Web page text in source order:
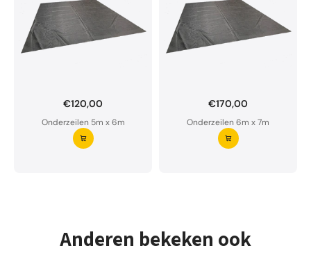
€120,00
Onderzeilen 5m x 6m
€170,00
Onderzeilen 6m x 7m
Onderzeil op maat bestellen?
Ons onderzeil is waterdoorlatend en van premium
Anderen bekeken ook